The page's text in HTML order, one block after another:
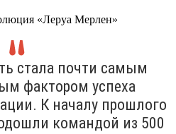
стала почти самым
фактором успеха
К началу прошлого
командой из 500